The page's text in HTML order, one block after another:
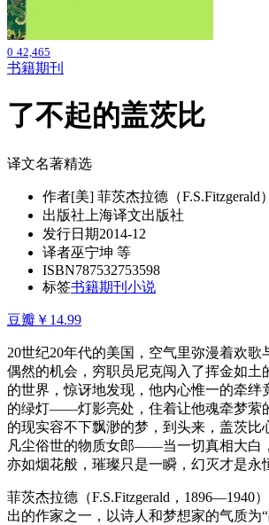
0 42,465
书籍期刊
了不起的盖茨比
译文名著精选
作者[美] 菲茨杰拉德（F.S.Fitzgerald）
出版社 上海译文出版社
发行日期2014-12
译者巫宁坤 等
ISBN787532753598
标签书籍期刊 小说
豆瓣 ￥14.99
20世纪20年代的美国，空气里弥漫着欢歌
偶然的机会，穷职员尼克闯入了挥金如土
的世界，惊讶地发现，他内心惟一的牵绊
的绿灯——灯影亮处，住着让他魂牵梦萦
的现实容不下飘渺的梦，到头来，盖茨比
凡尘俗世的物质女郎——当一切真相大白
亦如烟花般，璀璨只是一瞬，幻灭才是永
菲茨杰拉德（F.S.Fitzgerald，1896—1940
出的作家之一，以诗人和梦想家的气质为